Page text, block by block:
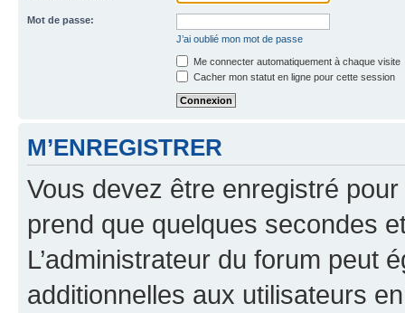
Mot de passe:
J’ai oublié mon mot de passe
Me connecter automatiquement à chaque visite
Cacher mon statut en ligne pour cette session
M’ENREGISTRER
Vous devez être enregistré
prend que quelques secondes
L’administrateur du forum peut
additionnelles aux utilisateurs